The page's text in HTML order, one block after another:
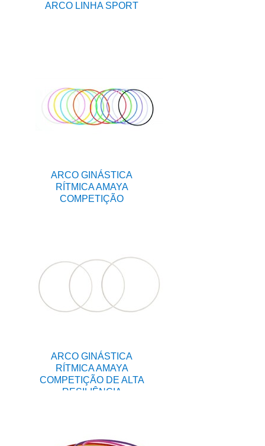
ARCO LINHA SPORT
ARCO GINÁSTICA
RÍTMICA AMAYA
COMPETIÇÃO
ARCO GINÁSTICA
RÍTMICA AMAYA
COMPETIÇÃO DE ALTA
RESILIÊNCIA